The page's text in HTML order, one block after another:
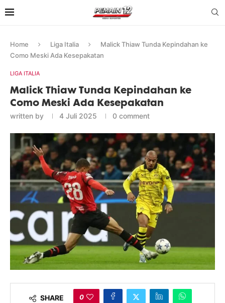
Home Liga Italia
Malick Thiaw Tunda Kepindahan ke
Como Meski Ada Kesepakatan
LIGA ITALIA
Malick Thiaw Tunda Kepindahan ke
Como Meski Ada Kesepakatan
written by 4 Juli 2025 0 comment
SHARE 0